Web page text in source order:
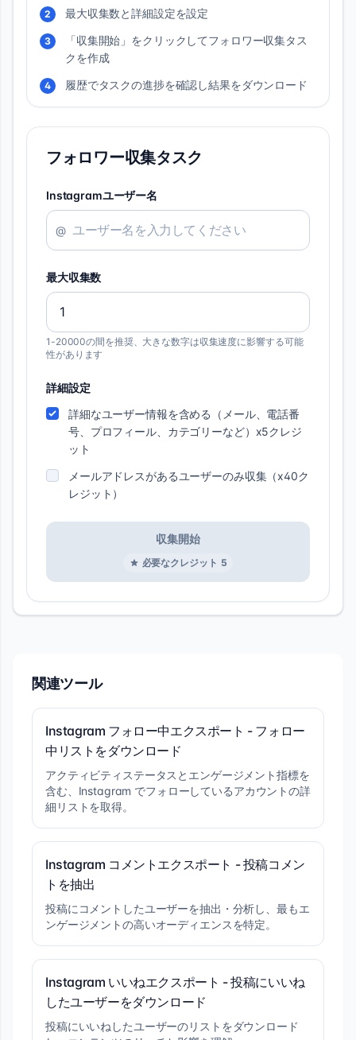
2 最大収集数と詳細設定を設定
3
「収集開始」をクリックしてフォロワー収集タス
クを作成
4 履歴でタスクの進捗を確認し結果をダウンロード
フォロワー収集タスク
Instagramユーザー名
@
最大収集数
1-20000の間を推奨、大きな数字は収集速度に影響する可能
性があります
詳細設定
詳細なユーザー情報を含める（メール、電話番
号、プロフィール、カテゴリーなど）x5クレジ
ット
メールアドレスがあるユーザーのみ収集（x40ク
レジット）
収集開始
必要なクレジット 5
関連ツール
Instagram フォロー中エクスポート - フォロー
中リストをダウンロード
アクティビティステータスとエンゲージメント指標を
含む、Instagram でフォローしているアカウントの詳
細リストを取得。
Instagram コメントエクスポート - 投稿コメン
トを抽出
投稿にコメントしたユーザーを抽出・分析し、最もエ
ンゲージメントの高いオーディエンスを特定。
Instagram いいねエクスポート - 投稿にいいね
したユーザーをダウンロード
投稿にいいねしたユーザーのリストをダウンロード